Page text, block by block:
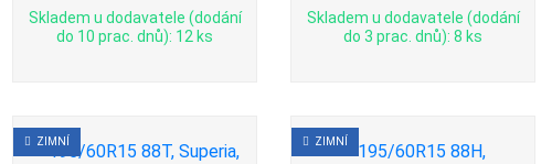
Skladem u dodavatele (dodání
do 10 prac. dnů): 12 ks
Skladem u dodavatele (dodání
do 3 prac. dnů): 8 ks
ZIMNÍ ZIMNÍ